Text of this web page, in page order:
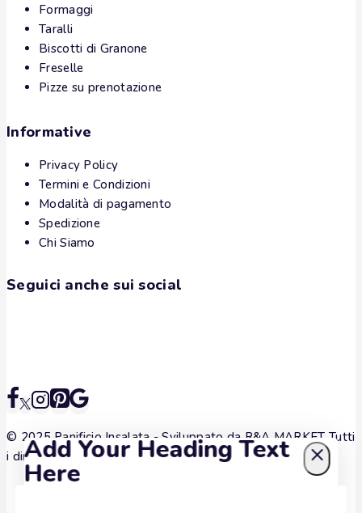
Formaggi
Taralli
Biscotti di Granone
Freselle
Pizze su prenotazione
Informative
Privacy Policy
Termini e Condizioni
Modalità di pagamento
Spedizione
Chi Siamo
Seguici anche sui social
© 2025 Panificio Insalata - Sviluppato daR&A MARKET Tutti
i diritti sono riservati.
Add Your Heading Text
Here